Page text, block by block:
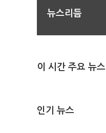
뉴스리듬
이 시간 주요 뉴스
인기 뉴스